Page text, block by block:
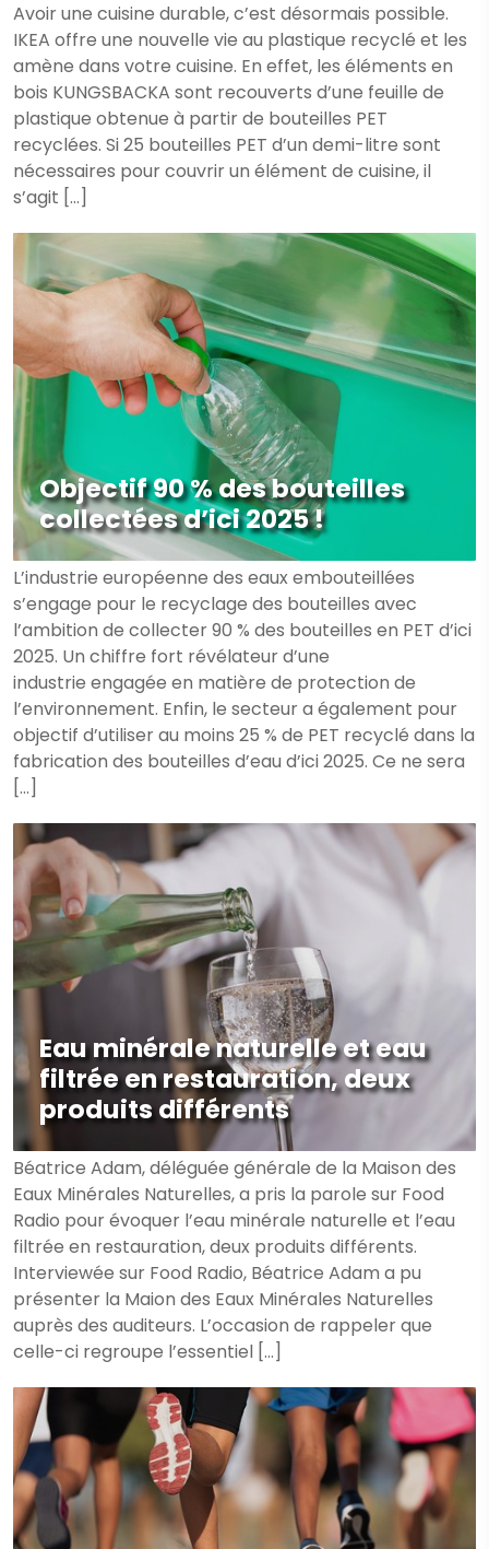
Avoir une cuisine durable, c’est désormais possible.
IKEA offre une nouvelle vie au plastique recyclé et les
amène dans votre cuisine. En effet, les éléments en
bois KUNGSBACKA sont recouverts d’une feuille de
plastique obtenue à partir de bouteilles PET
recyclées. Si 25 bouteilles PET d’un demi-litre sont
nécessaires pour couvrir un élément de cuisine, il
s’agit […]
​Objectif 90 % des bouteilles
collectées d’ici 2025 !
L’industrie européenne des eaux embouteillées
s’engage pour le recyclage des bouteilles avec
l’ambition de collecter 90 % des bouteilles en PET d’ici
2025. Un chiffre fort révélateur d’une
industrie engagée en matière de protection de
l’environnement. Enfin, le secteur a également pour
objectif d’utiliser au moins 25 % de PET recyclé dans la
fabrication des bouteilles d’eau d’ici 2025. Ce ne sera
[…]
Eau minérale naturelle et eau
filtrée en restauration, deux
produits différents
Béatrice Adam, déléguée générale de la Maison des
Eaux Minérales Naturelles, a pris la parole sur Food
Radio pour évoquer l’eau minérale naturelle et l’eau
filtrée en restauration, deux produits différents.
Interviewée sur Food Radio, Béatrice Adam a pu
présenter la Maion des Eaux Minérales Naturelles
auprès des auditeurs. L’occasion de rappeler que
celle-ci regroupe l’essentiel […]